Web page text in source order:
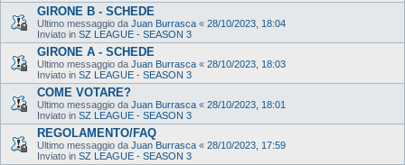
GIRONE B - SCHEDE
Ultimo messaggio da Juan Burrasca « 28/10/2023, 18:04
Inviato in SZ LEAGUE - SEASON 3
GIRONE A - SCHEDE
Ultimo messaggio da Juan Burrasca « 28/10/2023, 18:03
Inviato in SZ LEAGUE - SEASON 3
COME VOTARE?
Ultimo messaggio da Juan Burrasca « 28/10/2023, 18:01
Inviato in SZ LEAGUE - SEASON 3
REGOLAMENTO/FAQ
Ultimo messaggio da Juan Burrasca « 28/10/2023, 17:59
Inviato in SZ LEAGUE - SEASON 3